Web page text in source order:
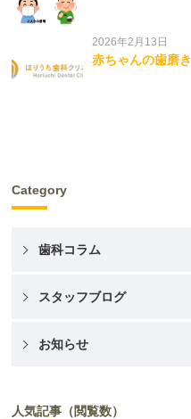
2026年2月13日
赤ちゃんの歯磨き
Category
歯科コラム
スタッフブログ
お知らせ
人気記事（閲覧数）